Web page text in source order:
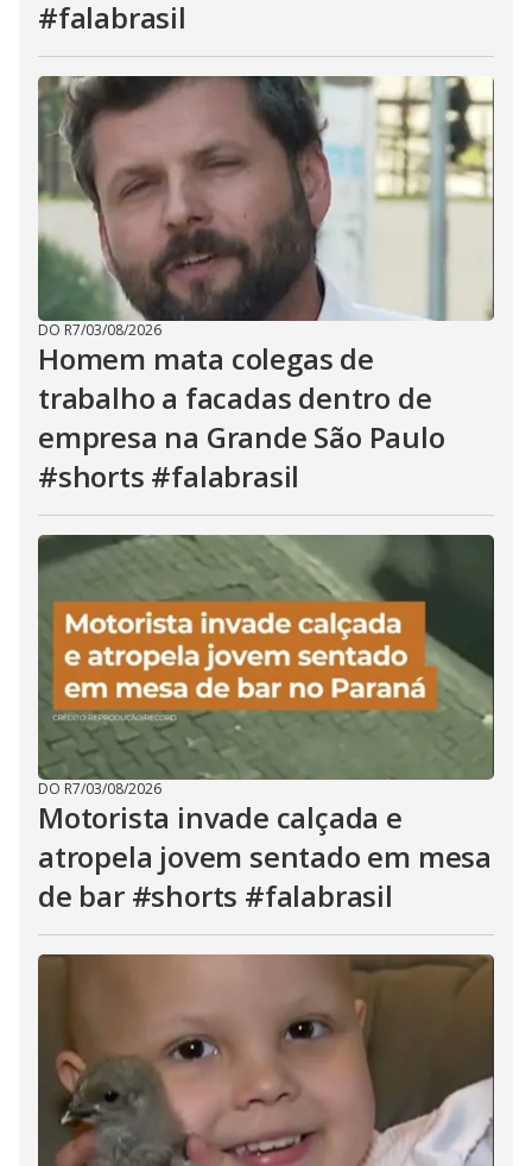
#falabrasil
DO R7/03/08/2026
Homem mata colegas de
trabalho a facadas dentro de
empresa na Grande São Paulo
#shorts #falabrasil
DO R7/03/08/2026
Motorista invade calçada e
atropela jovem sentado em mesa
de bar #shorts #falabrasil